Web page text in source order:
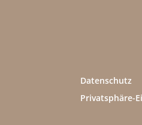
Datenschutz
Privatsphäre-